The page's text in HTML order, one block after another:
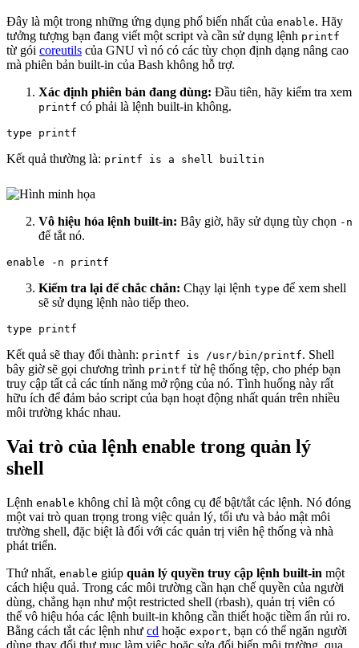
Đây là một trong những ứng dụng phổ biến nhất của enable. Hãy
tưởng tượng bạn đang viết một script và cần sử dụng lệnh printf
từ gói coreutils của GNU vì nó có các tùy chọn định dạng nâng cao
mà phiên bản built-in của Bash không hỗ trợ.
Xác định phiên bản đang dùng: Đầu tiên, hãy kiểm tra xem
printf có phải là lệnh built-in không.
Kết quả thường là: printf is a shell builtin
Vô hiệu hóa lệnh built-in: Bây giờ, hãy sử dụng tùy chọn -n
để tắt nó.
Kiểm tra lại để chắc chắn: Chạy lại lệnh type để xem shell
sẽ sử dụng lệnh nào tiếp theo.
Kết quả sẽ thay đổi thành: printf is /usr/bin/printf. Shell
bây giờ sẽ gọi chương trình printf từ hệ thống tệp, cho phép bạn
truy cập tất cả các tính năng mở rộng của nó. Tình huống này rất
hữu ích để đảm bảo script của bạn hoạt động nhất quán trên nhiều
môi trường khác nhau.
Vai trò của lệnh enable trong quản lý
shell
Lệnh enable không chỉ là một công cụ để bật/tắt các lệnh. Nó đóng
một vai trò quan trọng trong việc quản lý, tối ưu và bảo mật môi
trường shell, đặc biệt là đối với các quản trị viên hệ thống và nhà
phát triển.
Thứ nhất, enable giúp quản lý quyền truy cập lệnh built-in một
cách hiệu quả. Trong các môi trường cần hạn chế quyền của người
dùng, chẳng hạn như một restricted shell (rbash), quản trị viên có
thể vô hiệu hóa các lệnh built-in không cần thiết hoặc tiềm ẩn rủi ro.
Bằng cách tắt các lệnh như cd hoặc export, bạn có thể ngăn người
dùng thay đổi thư mục làm việc hoặc sửa đổi biến môi trường, qua